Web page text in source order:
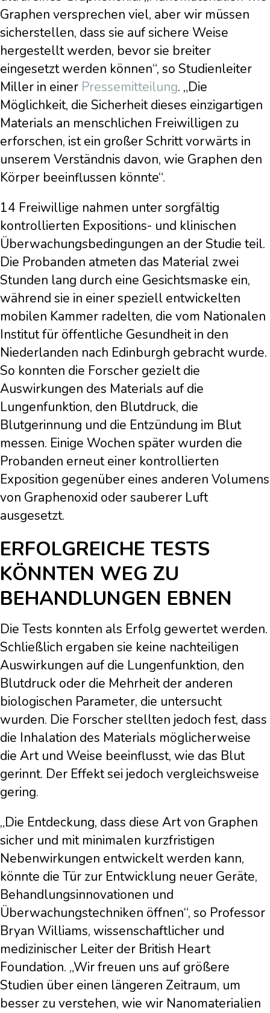
Graphen versprechen viel, aber wir müssen
sicherstellen, dass sie auf sichere Weise
hergestellt werden, bevor sie breiter
eingesetzt werden können“, so Studienleiter
Miller in einer Pressemitteilung. „Die
Möglichkeit, die Sicherheit dieses einzigartigen
Materials an menschlichen Freiwilligen zu
erforschen, ist ein großer Schritt vorwärts in
unserem Verständnis davon, wie Graphen den
Körper beeinflussen könnte“.
14 Freiwillige nahmen unter sorgfältig
kontrollierten Expositions- und klinischen
Überwachungsbedingungen an der Studie teil.
Die Probanden atmeten das Material zwei
Stunden lang durch eine Gesichtsmaske ein,
während sie in einer speziell entwickelten
mobilen Kammer radelten, die vom Nationalen
Institut für öffentliche Gesundheit in den
Niederlanden nach Edinburgh gebracht wurde.
So konnten die Forscher gezielt die
Auswirkungen des Materials auf die
Lungenfunktion, den Blutdruck, die
Blutgerinnung und die Entzündung im Blut
messen. Einige Wochen später wurden die
Probanden erneut einer kontrollierten
Exposition gegenüber eines anderen Volumens
von Graphenoxid oder sauberer Luft
ausgesetzt.
ERFOLGREICHE TESTS
KÖNNTEN WEG ZU
BEHANDLUNGEN EBNEN
Die Tests konnten als Erfolg gewertet werden.
Schließlich ergaben sie keine nachteiligen
Auswirkungen auf die Lungenfunktion, den
Blutdruck oder die Mehrheit der anderen
biologischen Parameter, die untersucht
wurden. Die Forscher stellten jedoch fest, dass
die Inhalation des Materials möglicherweise
die Art und Weise beeinflusst, wie das Blut
gerinnt. Der Effekt sei jedoch vergleichsweise
gering.
„Die Entdeckung, dass diese Art von Graphen
sicher und mit minimalen kurzfristigen
Nebenwirkungen entwickelt werden kann,
könnte die Tür zur Entwicklung neuer Geräte,
Behandlungsinnovationen und
Überwachungstechniken öffnen“, so Professor
Bryan Williams, wissenschaftlicher und
medizinischer Leiter der British Heart
Foundation. „Wir freuen uns auf größere
Studien über einen längeren Zeitraum, um
besser zu verstehen, wie wir Nanomaterialien